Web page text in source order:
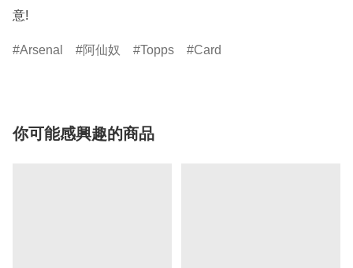
意!
Arsenal 阿仙奴 Topps Card
你可能感興趣的商品